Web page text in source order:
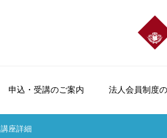
申込・受講のご案内 法人会員制度
講座詳細